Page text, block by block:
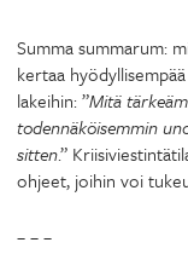
Summa summarum:
kertaa
lakeihin: ”Mitä
todennäköisemmin
sitten.”
ohjeet, joihin voi
– – –